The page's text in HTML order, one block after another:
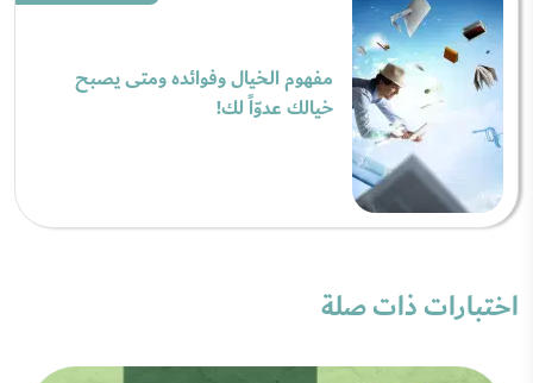
مفهوم الخيال وفوائده ومتى يصبح
خيالك عدوّاً لك!
اختبارات ذات صلة